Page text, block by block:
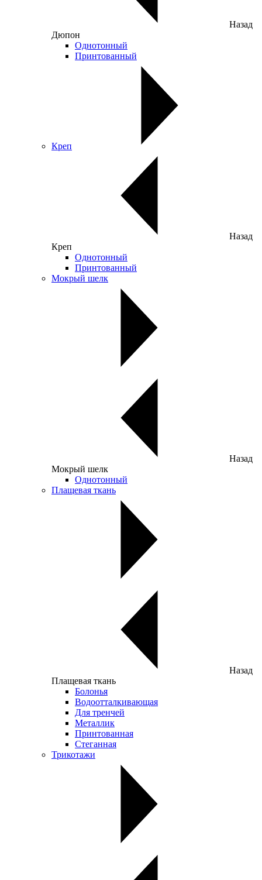
Назад
Дюпон
Однотонный
Принтованный
Креп
Назад
Креп
Однотонный
Принтованный
Мокрый шелк
Назад
Мокрый шелк
Однотонный
Плащевая ткань
Назад
Плащевая ткань
Болонья
Водоотталкивающая
Для тренчей
Металлик
Принтованная
Стеганная
Трикотажи